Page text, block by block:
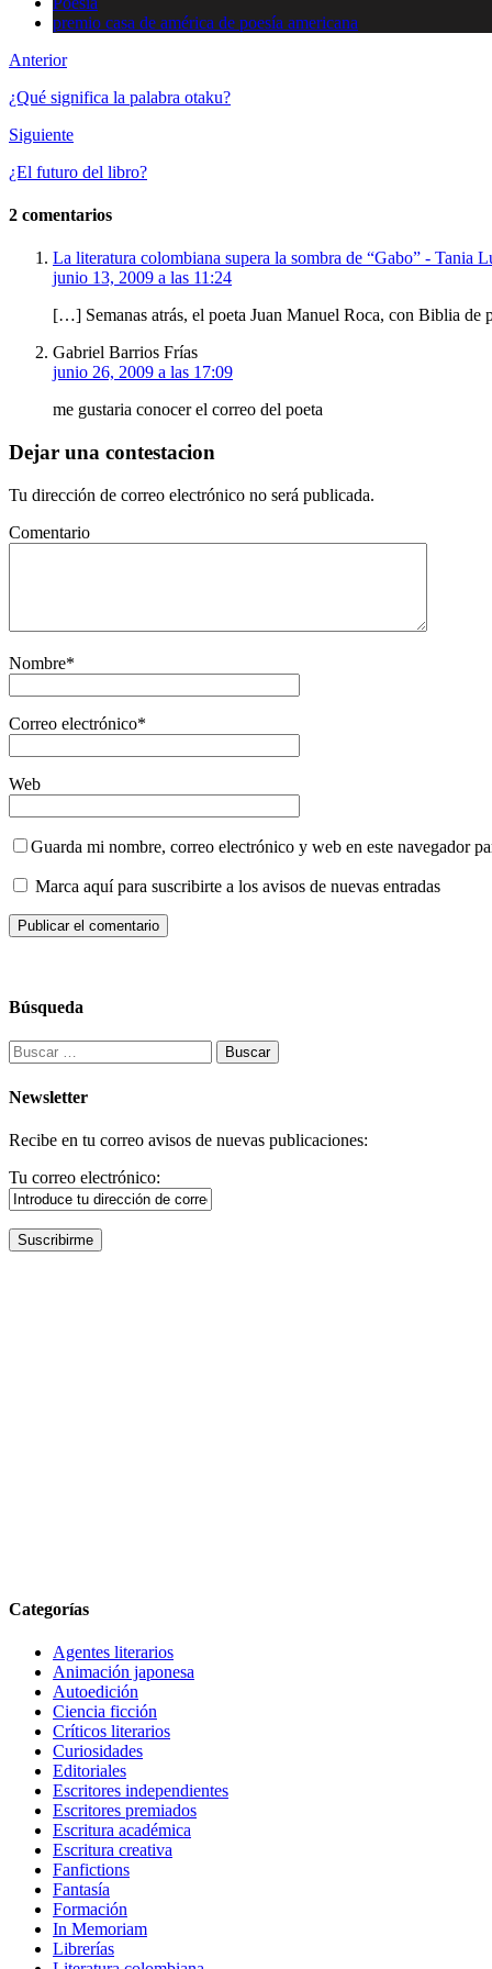
premio casa de américa de poesía americana
Anterior
¿Qué significa la palabra otaku?
Siguiente
¿El futuro del libro?
2 comentarios
La literatura colombiana supera la sombra de “Gabo” - Tania
junio 13, 2009 a las 11:24
[…] Semanas atrás, el poeta Juan Manuel Roca, con Biblia
Gabriel Barrios Frías
junio 26, 2009 a las 17:09
me gustaria conocer el correo del poeta
Dejar una contestacion
Tu dirección de correo electrónico no será publicada.
Comentario
Nombre*
Correo electrónico*
Web
Guarda mi nombre, correo electrónico y web en este navegador
Marca aquí para suscribirte a los avisos de nuevas entradas
Búsqueda
Buscar:
Newsletter
Recibe en tu correo avisos de nuevas publicaciones:
Tu correo electrónico:
Categorías
Agentes literarios
Animación japonesa
Autoedición
Ciencia ficción
Críticos literarios
Curiosidades
Editoriales
Escritores independientes
Escritores premiados
Escritura académica
Escritura creativa
Fanfictions
Fantasía
Formación
In Memoriam
Librerías